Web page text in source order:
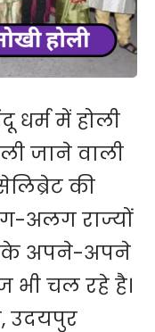
धर्म में होली
जाने वाली
की
अलग राज्यों
के अपने-अपने
भी चल रहे है।
उदयपुर